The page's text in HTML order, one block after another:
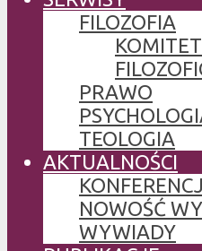
FILOZOFIA
PRAWO
TEOLOGIA
AKTUALNOŚCI
NOWOŚĆ
WYWIADY